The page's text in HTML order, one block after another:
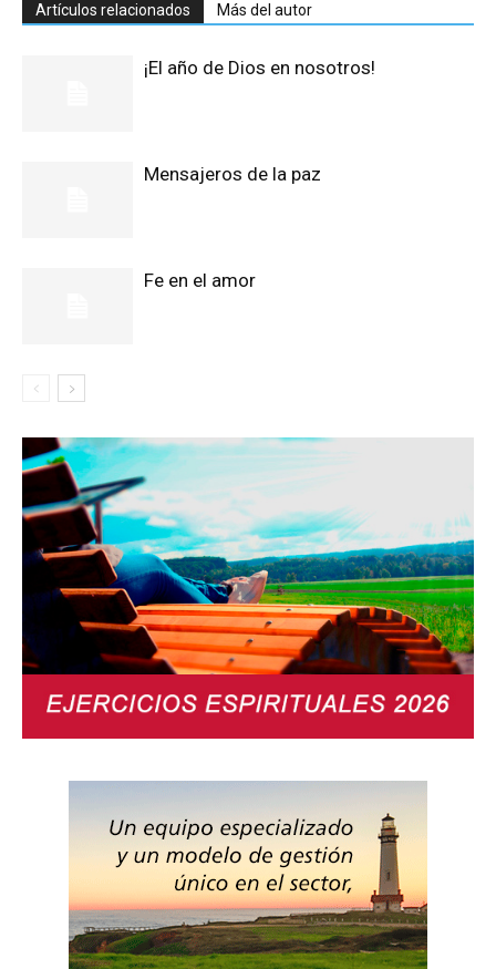
Artículos relacionados Más del autor
¡El año de Dios en nosotros!
Mensajeros de la paz
Fe en el amor